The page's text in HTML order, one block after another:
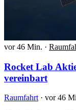
vor 46 Min. ·
Rocket Lab
vereinbart
Raumfahrt · vor 46